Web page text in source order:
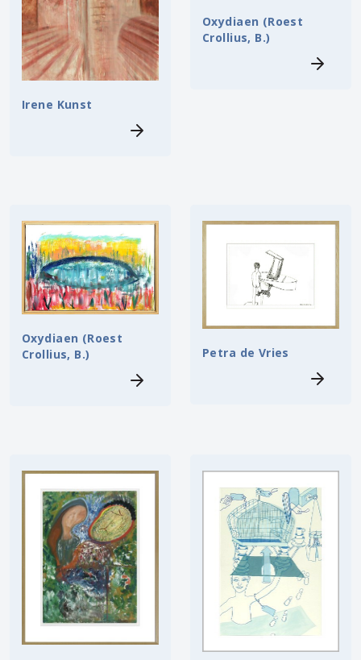
Irene Kunst
Oxydiaen (Roest
Crollius, B.)
Oxydiaen (Roest
Crollius, B.)
Petra de Vries